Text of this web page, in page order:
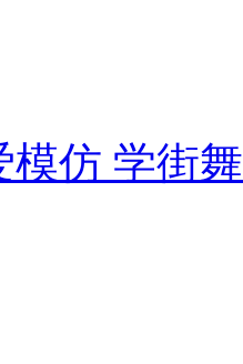
模仿 学街